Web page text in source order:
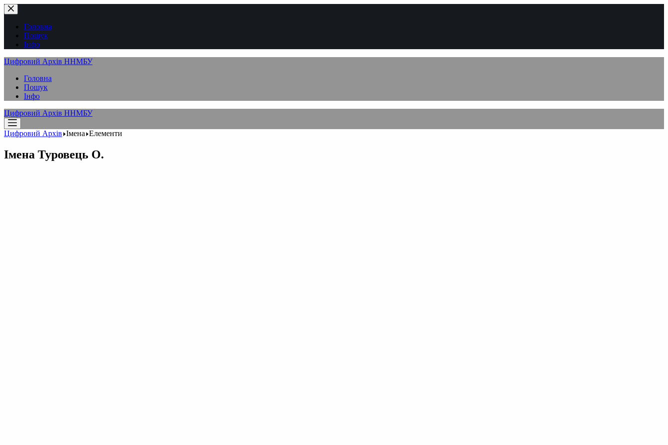
Перейти
до
вмістуГоловна
Пошук
Інфо
Цифровий Архів ННМБУ
Головна
Пошук
Інфо
Цифровий Архів ННМБУ
Цифровий Архів Імена Елементи
Імена Туровець О.